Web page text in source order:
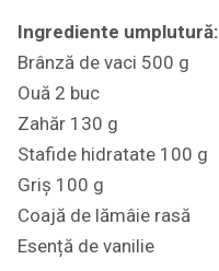
Ingrediente umplutură:
Brânză de vaci 500 g
Ouă 2 buc
Zahăr 130 g
Stafide hidratate 100 g
Griș 100 g
Coajă de lămâie rasă
Esență de vanilie